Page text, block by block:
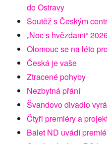
do Ostravy
Soutěž s Českým
„Noc s hvězdami“
Olomouc se na léto
Česká je vaše
Ztracené pohyby
Nezbytná přání
Švandovo divadlo
Čtyři premiéry a
Balet ND uvádí